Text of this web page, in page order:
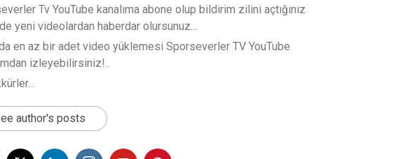
Tv YouTube kanalıma abone olup bildirim zilini açtığınız
yeni videolardan haberdar olursunuz…
en az bir adet video yüklemesi Sporseverler TV YouTube
izleyebilirsiniz!..
author's posts